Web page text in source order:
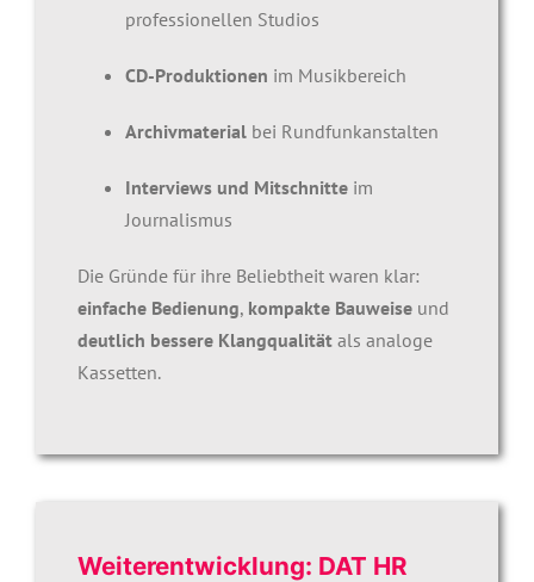
professionellen Studios
CD-Produktionen im Musikbereich
Archivmaterialbei Rundfunkanstalten
Interviews und Mitschnitteim
Journalismus
Die Gründe für ihre Beliebtheit waren klar:
einfache Bedienung, kompakte Bauweiseund
deutlich bessere Klangqualitätals analoge
Kassetten.
Weiterentwicklung: DAT HR